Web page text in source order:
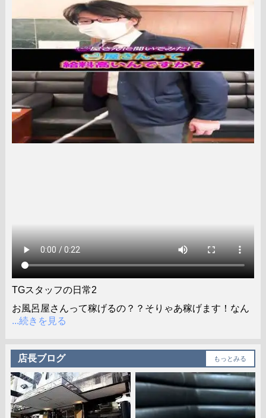
TGスタッフの日常2
お風呂屋さんって稼げるの？？そりゃあ稼げます！なん
...続きを見る
店長ブログ もっとみる